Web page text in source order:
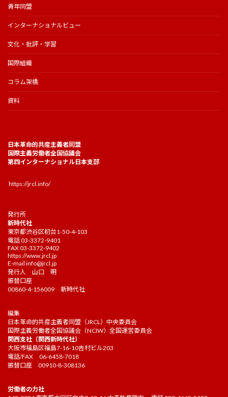
青年同盟
インターナショナルビュー
文化・批評・学習
国際組織
コラム架橋
資料
日本革命的共産主義者同盟
国際主義労働者全国協議会
第四インターナショナル日本支部
https://jrcl.info/
発行所
新時代社
東京都渋谷区初台1-50-4-103
電話 03-3372-9401
FAX 03-3372-9402
https://www.jrcl.jp
E-mail info@jrcl.jp
発行人 山口 明
振替口座
00860-4-156009 新時代社
編集
日本革命的共産主義者同盟（JRCL）中央委員会
国際主義労働者全国協議会（NCIW）全国運営委員会
関西支社（関西新時代社）
大阪市福島区福島7-16-10吉村ビル203
電話/FAX 06-6458-7018
振替口座 00910-8-308136
労働者の力社